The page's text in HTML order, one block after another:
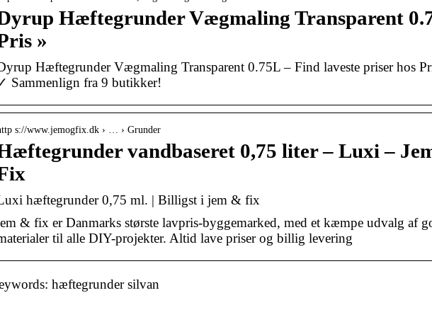
Hæftegrunder Vægmaling Transparent
»
Hæftegrunder Vægmaling Transparent 0.75L – Find laveste priser hos
Sammenlign fra 9 butikker!
s://www.jemogfix.dk › … › Grunder
vandbaseret 0,75 liter – Luxi –
hæftegrunder 0,75 ml. | Billigst i jem & fix
& fix er Danmarks største lavpris-byggemarked, med et kæmpe udvalg af
til alle DIY-projekter. Altid lave priser og billig levering
hæftegrunder silvan